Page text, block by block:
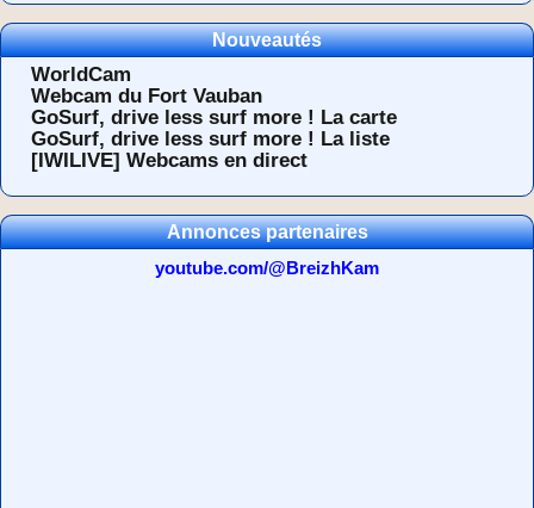
Nouveautés
WorldCam
Webcam du Fort Vauban
GoSurf, drive less surf more ! La carte
GoSurf, drive less surf more ! La liste
[IWILIVE] Webcams en direct
Annonces partenaires
youtube.com/@BreizhKam